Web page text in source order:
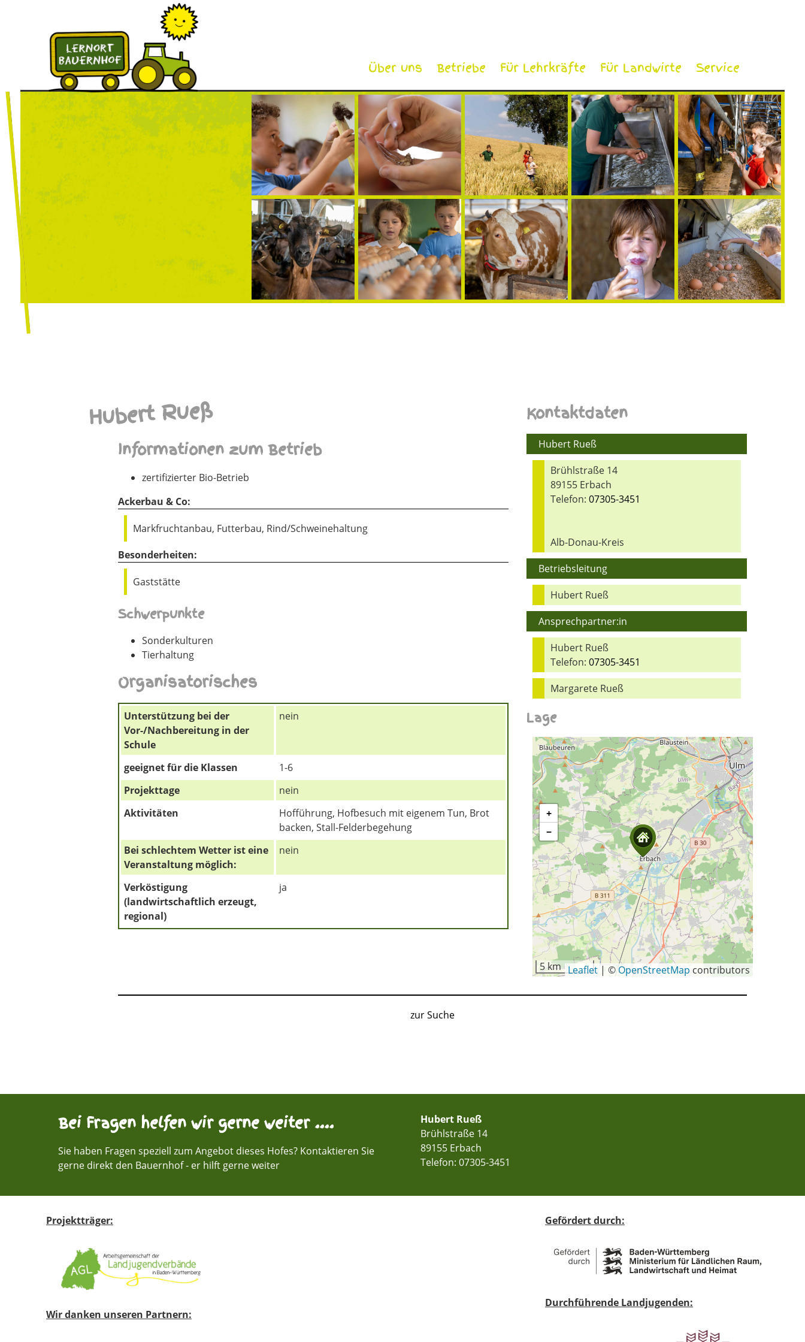
Über uns Betriebe Für Lehrkräfte Für Landwirte Service
Hubert Rueß
Informationen zum Betrieb
zertifizierter Bio-Betrieb
Ackerbau & Co:
Markfruchtanbau, Futterbau, Rind/Schweinehaltung
Besonderheiten:
Gaststätte
Schwerpunkte
Sonderkulturen
Tierhaltung
Organisatorisches
Unterstützung bei der
Vor-/Nachbereitung in der
Schule
nein
geeignet für die Klassen
1-6
Projekttage
nein
Aktivitäten
Hofführung, Hofbesuch mit eigenem Tun, Brot
backen, Stall-Felderbegehung
Bei schlechtem Wetter ist eine
Veranstaltung möglich:
nein
Verköstigung
(landwirtschaftlich erzeugt,
regional)
ja
Kontaktdaten
Hubert Rueß
Brühlstraße 14
89155 Erbach
Telefon:07305-3451
Alb-Donau-Kreis
Betriebsleitung
Hubert Rueß
Ansprechpartner:in
Hubert Rueß
Telefon:07305-3451
Margarete Rueß
Lage
+
−
5 km Leaflet | ©OpenStreetMap contributors
zur Suche
Bei Fragen helfen wir gerne weiter ....
Sie haben Fragen speziell zum Angebot dieses Hofes? Kontaktieren Sie
gerne direkt den Bauernhof - er hilft gerne weiter
Hubert Rueß
Brühlstraße 14
89155 Erbach
Telefon: 07305-3451
Projektträger:
Wir danken unseren Partnern:
Gefördert durch:
Durchführende Landjugenden: